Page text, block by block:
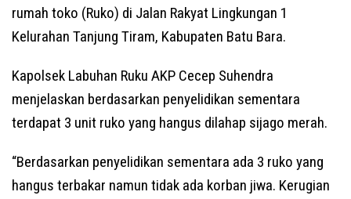
rumah toko (Ruko) di Jalan Rakyat Lingkungan 1
Kelurahan Tanjung Tiram, Kabupaten Batu Bara.
Kapolsek Labuhan Ruku AKP Cecep Suhendra
menjelaskan berdasarkan penyelidikan sementara
terdapat 3 unit ruko yang hangus dilahap sijago merah.
“Berdasarkan penyelidikan sementara ada 3 ruko yang
hangus terbakar namun tidak ada korban jiwa. Kerugian